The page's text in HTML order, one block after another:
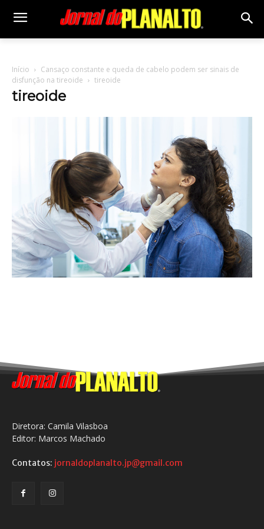
Início
Cansaço constante e queda de cabelo podem ser sinais de
disfunção na tireoide
tireoide
tireoide
Diretora: Camila Vilasboa
Editor: Marcos Machado
Contatos: jornaldoplanalto.jp@gmail.com